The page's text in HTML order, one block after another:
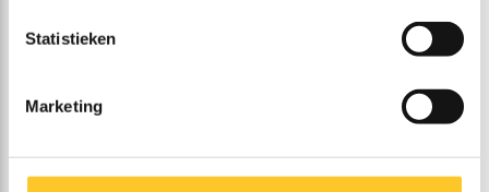
Statistieken
Marketing
dips
deksel. Sluit je de box goed, dan blijven yoghurt, hummus en